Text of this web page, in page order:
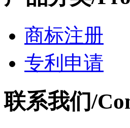
商标注册
专利申请
联系我们/